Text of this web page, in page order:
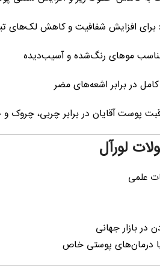
: برای افزایش شفافیت و کاهش لک‌های
موهای رنگ‌شده و آسیب‌دیده
در برابر اشعه‌های مضر
پوست آقایان در برابر چربی، چروک
لورآل
علمی
در بازار جهانی
یا درمان‌های پوستی خاص